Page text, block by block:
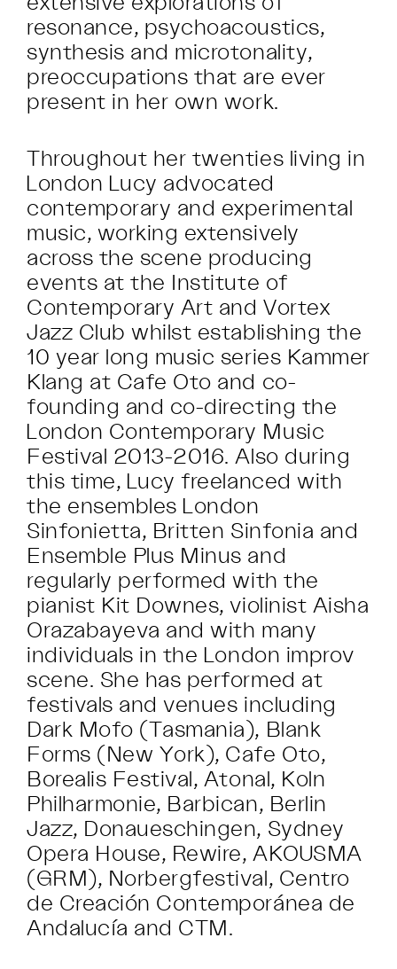
resonance, psychoacoustics,
synthesis and microtonality,
preoccupations that are ever
present in her own work.
Throughout her twenties living in
London Lucy advocated
contemporary and experimental
music, working extensively
across the scene producing
events at the Institute of
Contemporary Art and Vortex
Jazz Club whilst establishing the
10 year long music series Kammer
Klang at Cafe Oto and co-
founding and co-directing the
London Contemporary Music
Festival 2013-2016. Also during
this time, Lucy freelanced with
the ensembles London
Sinfonietta, Britten Sinfonia and
Ensemble Plus Minus and
regularly performed with the
pianist Kit Downes, violinist Aisha
Orazabayeva and with many
individuals in the London improv
scene. She has performed at
festivals and venues including
Dark Mofo (Tasmania), Blank
Forms (New York), Cafe Oto,
Borealis Festival, Atonal, Koln
Philharmonie, Barbican, Berlin
Jazz, Donaueschingen, Sydney
Opera House, Rewire, AKOUSMA
(GRM), Norbergfestival, Centro
de Creación Contemporánea de
Andalucía and CTM.